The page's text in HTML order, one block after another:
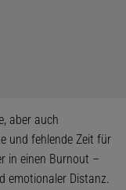
aber auch
und fehlende Zeit für
in einen Burnout –
emotionaler Distanz.